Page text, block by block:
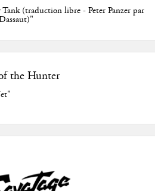
(traduction libre - Peter Panzer par
the Hunter